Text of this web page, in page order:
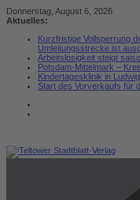
Zum
Inhalt
Donnerstag, August 6, 2026
Aktuelles:
Kurzfristige Vollsperrung
Umleitungsstrecke ist
Arbeitslosigkeit steigt
Potsdam-Mittelmark –
Kindertagesklinik in
Start des Vorverkaufs für